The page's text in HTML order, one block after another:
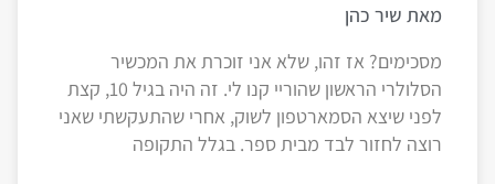
מאת שיר כהן
מסכימים? אז זהו, שלא אני זוכרת את המכשיר
הסלולרי הראשון שהוריי קנו לי. זה היה בגיל 10, קצת
לפני שיצא הסמארטפון לשוק, אחרי שהתעקשתי שאני
רוצה לחזור לבד מבית ספר. בגלל התקופה